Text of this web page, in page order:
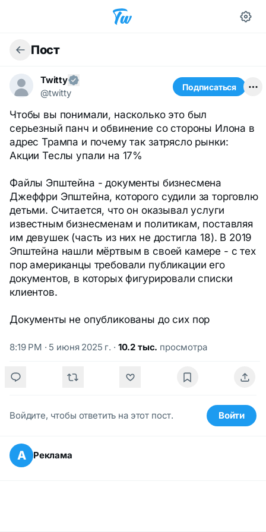
Пост
Twitty
@twitty
Подписаться
Чтобы вы понимали, насколько это был
серьезный панч и обвинение со стороны Илона в
адрес Трампа и почему так затрясло рынки:
Акции Теслы упали на 17%
Файлы Эпштейна - документы бизнесмена
Джеффри Эпштейна, которого судили за торговлю
детьми. Считается, что он оказывал услуги
известным бизнесменам и политикам, поставляя
им девушек (часть из них не достигла 18). В 2019
Эпштейна нашли мёртвым в своей камере - с тех
пор американцы требовали публикации его
документов, в которых фигурировали списки
клиентов.
Документы не опубликованы до сих пор
8:19 PM · 5 июня 2025 г. · 10.2 тыс. просмотра
Войдите, чтобы ответить на этот пост. Войти
А Реклама